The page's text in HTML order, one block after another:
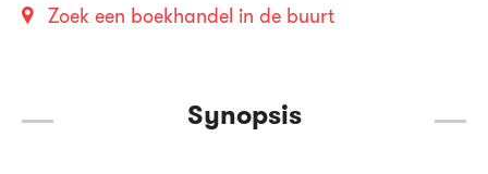
Zoek een boekhandel in de buurt
Synopsis